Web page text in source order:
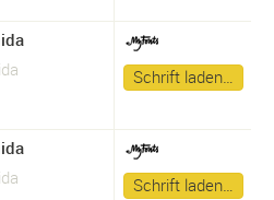
Schrift laden…
Schrift laden…